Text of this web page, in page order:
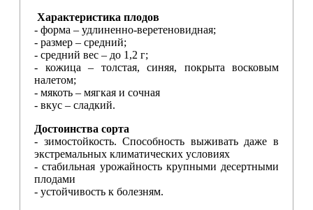
Характеристика плодов
- форма – удлиненно-веретеновидная;
- размер – средний;
- средний вес – до 1,2 г;
- кожица – толстая, синяя, покрыта восковым
налетом;
- мякоть – мягкая и сочная
- вкус – сладкий.
Достоинства сорта
- зимостойкость. Способность выживать даже в
экстремальных климатических условиях
- стабильная урожайность крупными десертными
плодами
- устойчивость к болезням.